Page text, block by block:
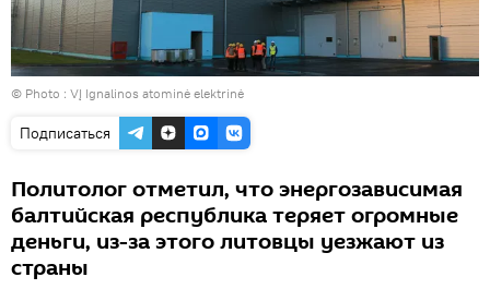
© Photo : VĮ Ignalinos atominė elektrinė
Подписаться
Политолог отметил, что энергозависимая
балтийская республика теряет огромные
деньги, из-за этого литовцы уезжают из
страны